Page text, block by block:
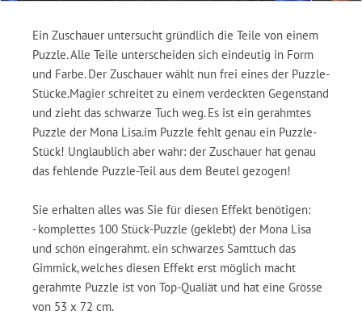
Ein Zuschauer untersucht gründlich die Teile von einem
Puzzle. Alle Teile unterscheiden sich eindeutig in Form
und Farbe. Der Zuschauer wählt nun frei eines der Puzzle-
Stücke.Magier schreitet zu einem verdeckten Gegenstand
und zieht das schwarze Tuch weg. Es ist ein gerahmtes
Puzzle der Mona Lisa.im Puzzle fehlt genau ein Puzzle-
Stück! Unglaublich aber wahr: der Zuschauer hat genau
das fehlende Puzzle-Teil aus dem Beutel gezogen!
Sie erhalten alles was Sie für diesen Effekt benötigen:
- komplettes 100 Stück-Puzzle (geklebt) der Mona Lisa
und schön eingerahmt. ein schwarzes Samttuch das
Gimmick, welches diesen Effekt erst möglich macht
gerahmte Puzzle ist von Top-Qualiät und hat eine Grösse
von 53 x 72 cm.